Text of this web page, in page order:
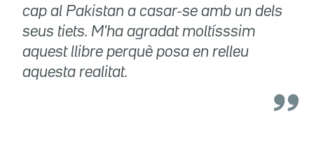
cap al Pakistan a casar-se amb un dels
seus tiets. M'ha agradat moltísssim
aquest llibre perquè posa en relleu
aquesta realitat.